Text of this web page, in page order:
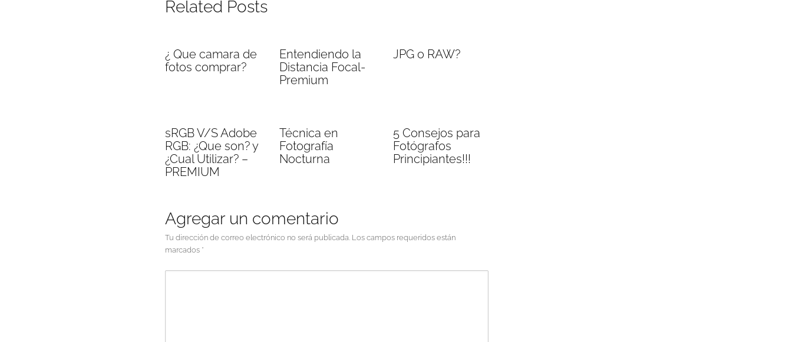
Related Posts
¿ Que camara de
fotos comprar?
Entendiendo la
Distancia Focal-
Premium
JPG o RAW?
sRGB V/S Adobe
RGB: ¿Que son? y
¿Cual Utilizar? –
PREMIUM
Técnica en
Fotografía
Nocturna
5 Consejos para
Fotógrafos
Principiantes!!!
Agregar un comentario
Tu dirección de correo electrónico no será publicada. Los campos requeridos están
marcados *